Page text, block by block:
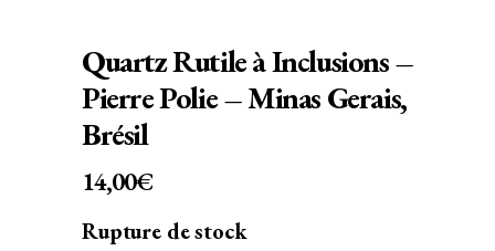
Quartz Rutile à Inclusions –
Pierre Polie – Minas Gerais,
Brésil
14,00€
Rupture de stock